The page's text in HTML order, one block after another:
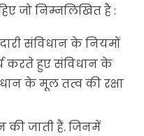
जो निम्नलिखित है :
संविधान के नियमों
करते हुए संविधान के
के मूल तत्व की रक्षा
की जाती हैं. जिनमें